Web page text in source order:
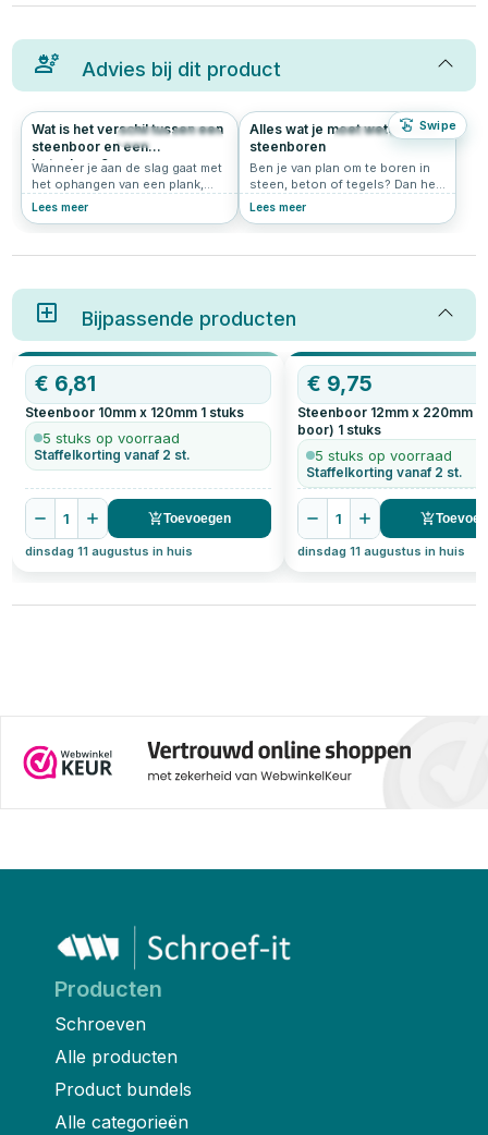
Advies bij dit product
Swipe
442 4.7
Wat is het verschil tussen een
steenboor en een
betonboor?
Wanneer je aan de slag gaat met
het ophangen van een plank,
schilderij of ander object aan de
betonboor. Hoewel ze op het
eerste gezicht op elkaar lijken,
bouw, toepassing en resultaat.
Lees meer
485 4.7
Alles wat je moet weten over
steenboren
Ben je van plan om te boren in
steen, beton of tegels? Dan heb
je een goede steenboor nodig.
of een ervaren doe-het-zelver:
makkelijker.
Lees meer
Bijpassende producten
€ 6,81
Steenboor 10mm x 120mm 1 stuks
5 stuks op voorraad
Staffelkorting vanaf 2 st.
1 Toevoegen
dinsdag 11 augustus in huis
€ 9,75
Steenboor 12mm x 220mm
boor) 1 stuks
5 stuks op voorraad
Staffelkorting vanaf 2 st.
1
dinsdag 11 augustus in huis
Producten
Schroeven
Alle producten
Product bundels
Alle categorieën